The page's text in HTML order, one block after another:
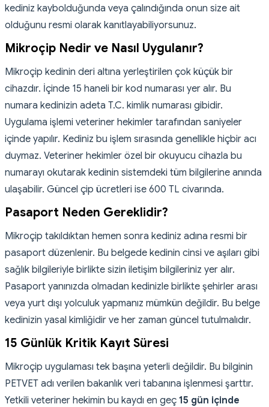
kediniz kaybolduğunda veya çalındığında onun size ait
olduğunu resmi olarak kanıtlayabiliyorsunuz.
Mikroçip Nedir ve Nasıl Uygulanır?
Mikroçip kedinin deri altına yerleştirilen çok küçük bir
cihazdır. İçinde 15 haneli bir kod numarası yer alır. Bu
numara kedinizin adeta T.C. kimlik numarası gibidir.
Uygulama işlemi veteriner hekimler tarafından saniyeler
içinde yapılır. Kediniz bu işlem sırasında genellikle hiçbir acı
duymaz. Veteriner hekimler özel bir okuyucu cihazla bu
numarayı okutarak kedinin sistemdeki tüm bilgilerine anında
ulaşabilir. Güncel çip ücretleri ise 600 TL civarında.
Pasaport Neden Gereklidir?
Mikroçip takıldıktan hemen sonra kediniz adına resmi bir
pasaport düzenlenir. Bu belgede kedinin cinsi ve aşıları gibi
sağlık bilgileriyle birlikte sizin iletişim bilgileriniz yer alır.
Pasaport yanınızda olmadan kedinizle birlikte şehirler arası
veya yurt dışı yolculuk yapmanız mümkün değildir. Bu belge
kedinizin yasal kimliğidir ve her zaman güncel tutulmalıdır.
15 Günlük Kritik Kayıt Süresi
Mikroçip uygulaması tek başına yeterli değildir. Bu bilginin
PETVET adı verilen bakanlık veri tabanına işlenmesi şarttır.
Yetkili veteriner hekimin bu kaydı en geç 15 gün içinde